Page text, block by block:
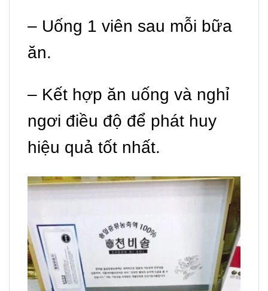
– Uống 1 viên sau mỗi bữa
ăn.
– Kết hợp ăn uống và nghỉ
ngơi điều độ để phát huy
hiệu quả tốt nhất.